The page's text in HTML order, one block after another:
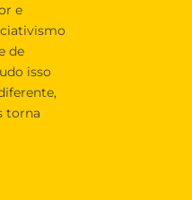
e
de
isso
torna